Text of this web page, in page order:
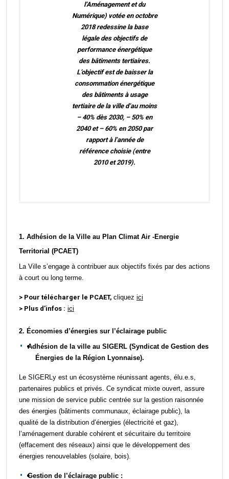
l’Aménagement et du
Numérique) votée en octobre
2018 redessine la base
légale des objectifs de
performance énergétique
des bâtiments tertiaires.
L’objectif est de baisser la
consommation énergétique
des bâtiments à usage
tertiaire de la ville d’au moins
– 40% dès 2030, – 50% en
2040 et – 60% en 2050 par
rapport à l’année de
référence choisie (entre
2010 et 2019).
1. Adhésion de la Ville au Plan Climat Air -Energie
Territorial (PCAET)
La Ville s’engage à contribuer aux objectifs fixés par des actions
à court ou long terme.
> Pour télécharger le PCAET, cliquez ici
> Plus d’infos : ici
2. Économies d’énergies sur l’éclairage public
Adhésion de la ville au SIGERL (Syndicat de Gestion des
Énergies de la Région Lyonnaise).
Le SIGERLy est un écosystème réunissant agents, élu.e.s,
partenaires publics et privés. Ce syndicat mixte ouvert, assure
une mission de service public centrée sur la gestion raisonnée
des énergies (bâtiments communaux, éclairage public), la
qualité de la distribution d’énergies (électricité et gaz),
l’aménagement durable cohérent et sécuritaire du territoire
(effacement des réseaux) ainsi que le développement des
énergies renouvelables (solaire, bois).
Gestion de l’éclairage public :